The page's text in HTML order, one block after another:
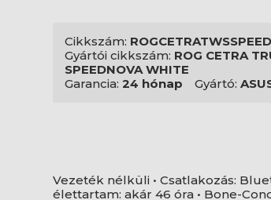
Cikkszám:
Gyártói cikkszám: ROG CETRA
SPEEDNOVA WHITE
Garancia: 24 hónap Gyártó:
Vezeték nélküli • Csatlakozás:
élettartam: akár 46 óra • Bone-